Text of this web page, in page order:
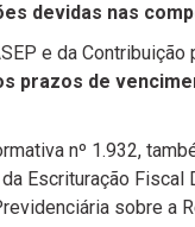
devidas nas
e da
prazos de
nº 1.932,
Escrituração
sobre a